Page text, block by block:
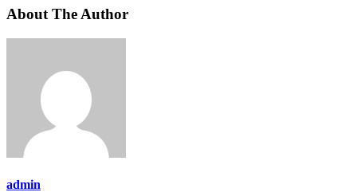
About The Author
admin